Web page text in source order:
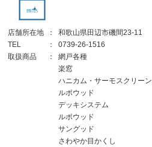
店舗所在地 ：
和歌山県田辺市磯間23-11
TEL
：
0739-26-1516
取扱商品
：
網戸各種
楽窓
ハニカム・サーモスクリーン
ルポウッド
デッキシステム
ルポウッド
サングッド
さわやか目かくし